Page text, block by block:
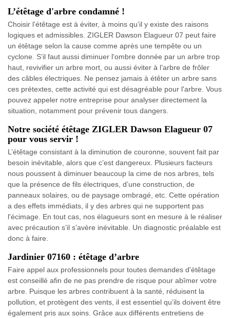
L’étêtage d'arbre condamné !
Choisir l’étêtage est à éviter, à moins qu’il y existe des raisons
logiques et admissibles. ZIGLER Dawson Elagueur 07 peut faire
un étêtage selon la cause comme après une tempête ou un
cyclone. S’il faut aussi diminuer l'ombre donnée par un arbre trop
haut, revivifier un arbre mort, ou aussi éviter à l’arbre de frôler
des câbles électriques. Ne pensez jamais à étêter un arbre sans
ces prétextes, cette activité qui est désagréable pour l'arbre. Vous
pouvez appeler notre entreprise pour analyser directement la
situation, notamment pour prévenir tous dangers.
Notre société étêtage ZIGLER Dawson Elagueur 07
pour vous servir !
L’étêtage consistant à la diminution de couronne, souvent fait par
besoin inévitable, alors que c’est dangereux. Plusieurs facteurs
nous poussent à diminuer beaucoup la cime de nos arbres, tels
que la présence de fils électriques, d’une construction, de
panneaux solaires, ou de paysage ombragé, etc. Cette opération
a des effets immédiats, il y des arbres qui ne supportent pas
l'écimage. En tout cas, nos élagueurs sont en mesure à le réaliser
avec précaution s’il s’avère inévitable. Un diagnostic préalable est
donc à faire.
Jardinier 07160 : étêtage d’arbre
Faire appel aux professionnels pour toutes demandes d'étêtage
est conseillé afin de ne pas prendre de risque pour abîmer votre
arbre. Puisque les arbres contribuent à la santé, réduisent la
pollution, et protègent des vents, il est essentiel qu’ils doivent être
également pris aux soins. Grâce aux différents entretiens de